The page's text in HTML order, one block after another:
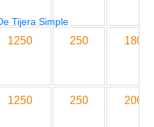
Tijera Simple
1250 250 1800
1250 250 2000